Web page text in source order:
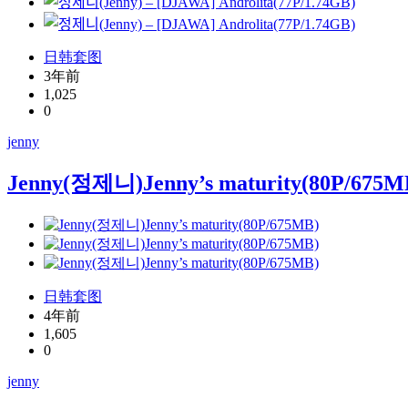
日韩套图
3年前
1,025
0
jenny
Jenny(정제니)Jenny’s maturity(80P/
日韩套图
4年前
1,605
0
jenny